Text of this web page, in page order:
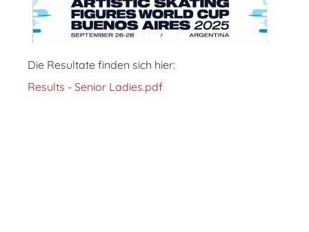
Die Resultate finden sich hier:
Results - Senior Ladies.pdf